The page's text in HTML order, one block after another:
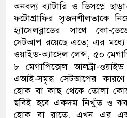
অনবদ্য ব্যাটারি ও ডিসপ্লে
ফটোগ্রাফির সৃজনশীলতাকে
হ্যাসেলব্লাডের সাথে কো-
সেটআপ রয়েছে এতে; এর মধ্যে
ওয়াইড-অ্যাঙ্গেল লেন্স, ৫০
৮ মেগাপিক্সেল আলট্রা-
এআই-সমৃদ্ধ সেটআপের কারণে
হোক বা কাছ থেকে তোলা
ছবিই হবে একদম নিখুঁত ও
হোক বা রাতে, এখন এর